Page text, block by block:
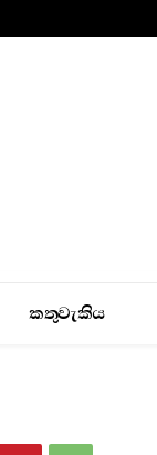
කතුවැකිය